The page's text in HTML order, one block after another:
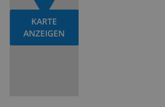
KARTE
ANZEIGEN